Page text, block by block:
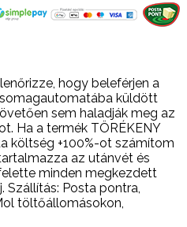
hogy beleférjen a
küldött
sem haladják meg az
Ha a termék TÖRÉKENY
költség +100%-ot számítom
az utánvét és
minden megkezdett
Szállítás: Posta pontra,
töltőállomásokon,